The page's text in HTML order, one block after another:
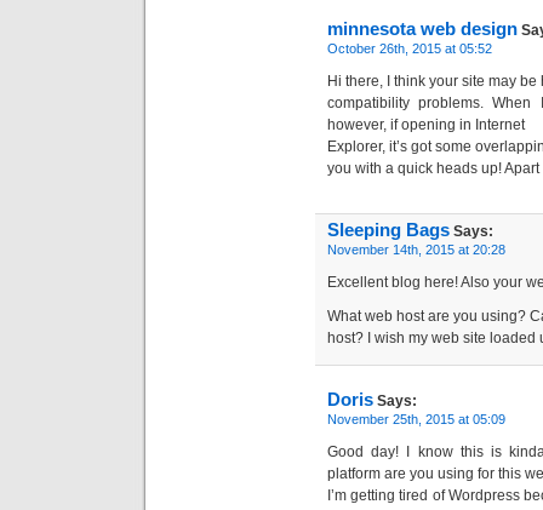
minnesota web design
October 26th, 2015 at 05:52
Hi there, I think your site may
compatibility problems.
however, if opening in Internet
Explorer, it’s got some
you with a quick heads up!
Sleeping Bags Says:
November 14th, 2015 at 20:28
Excellent blog here! Also your
What web host are you using?
host? I wish my web site
Doris Says:
November 25th, 2015 at 05:09
Good day! I know this is
platform are you using for this
I’m getting tired of Wordpress